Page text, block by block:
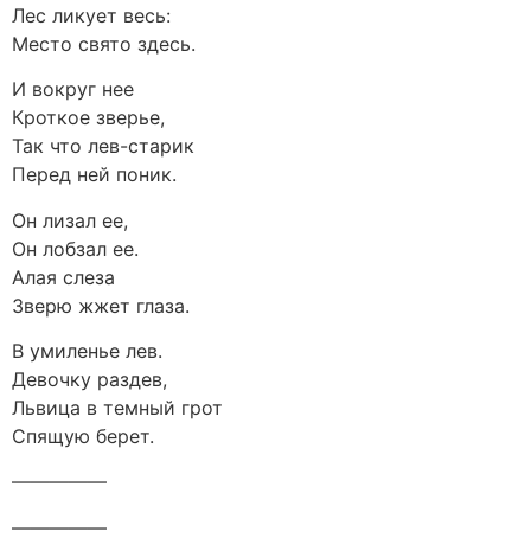
Лес ликует весь:
Место свято здесь.
И вокруг нее
Кроткое зверье,
Так что лев-старик
Перед ней поник.
Он лизал ее,
Он лобзал ее.
Алая слеза
Зверю жжет глаза.
В умиленье лев.
Девочку раздев,
Львица в темный грот
Спящую берет.
—————
—————